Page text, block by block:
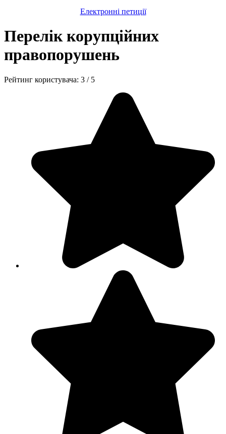
Електронні петиції
Перелік корупційних
правопорушень
Рейтинг користувача: 3 / 5